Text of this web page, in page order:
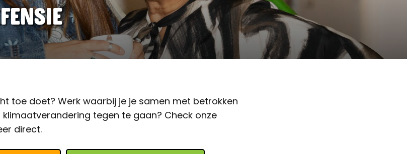
toe doet? Werk waarbij je je samen met betrokken
tegen te gaan? Check onze
direct.